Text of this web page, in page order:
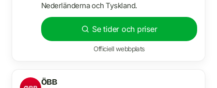
Nederländerna och Tyskland.
Se tider och priser
Officiell webbplats
ÖBB